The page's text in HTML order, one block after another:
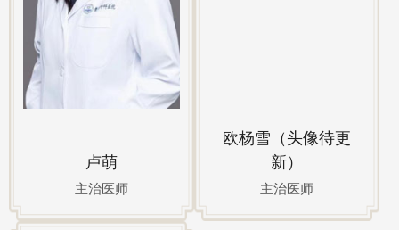
卢萌
主治医师
欧杨雪（头像待更
新）
主治医师